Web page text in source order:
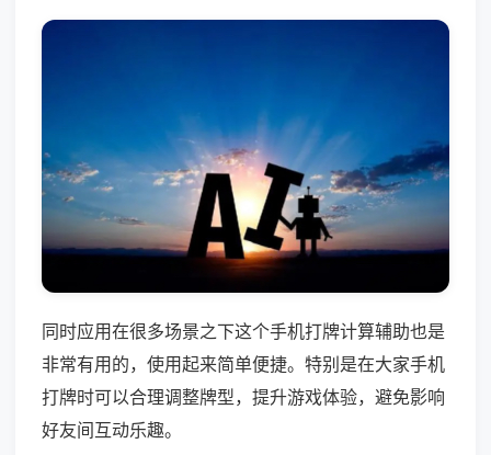
同时应用在很多场景之下这个手机打牌计算辅助也是
非常有用的，使用起来简单便捷。特别是在大家手机
打牌时可以合理调整牌型，提升游戏体验，避免影响
好友间互动乐趣。